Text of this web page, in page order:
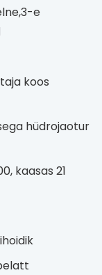
e
koos
hüdrojaotur
kaasas 21